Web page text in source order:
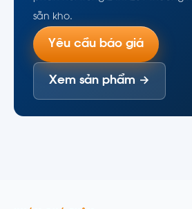
sẵn kho.
Yêu cầu báo giá
Xem sản phẩm →